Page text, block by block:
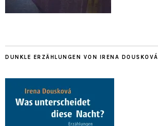
DUNKLE ERZÄHLUNGEN VON IRENA DOUSKOVÁ